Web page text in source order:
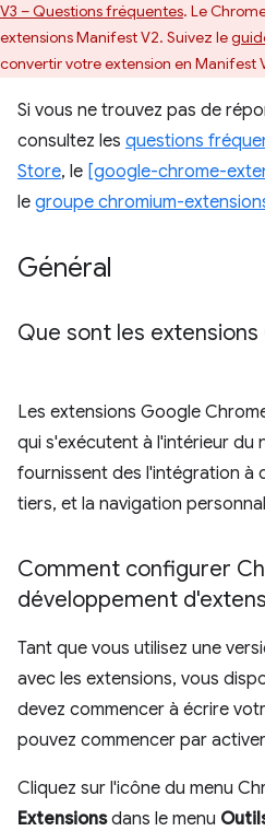
V3 – Questions fréquentes. Le
extensions Manifest V2. Suivez le
convertir votre extension en Manifest
Si vous ne trouvez pas de
consultez les questions
Store, le [google-chrome-
le groupe chromium-
Général
Que sont les
Les extensions Google
qui s'exécutent à l'intérieur du
fournissent des l'intégration à
tiers, et la navigation
Comment configurer
développement
Tant que vous utilisez une
avec les extensions, vous
devez commencer à écrire
pouvez commencer par
Cliquez sur l'icône du menu
Extensionsdans le menu